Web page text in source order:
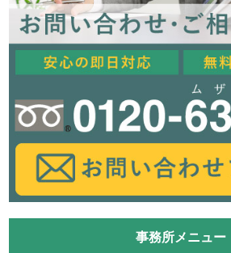
事務所メニュー